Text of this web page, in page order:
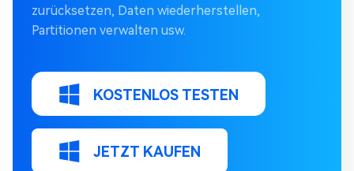
zurücksetzen, Daten wiederherstellen,
Partitionen verwalten usw.
KOSTENLOS TESTEN
JETZT KAUFEN